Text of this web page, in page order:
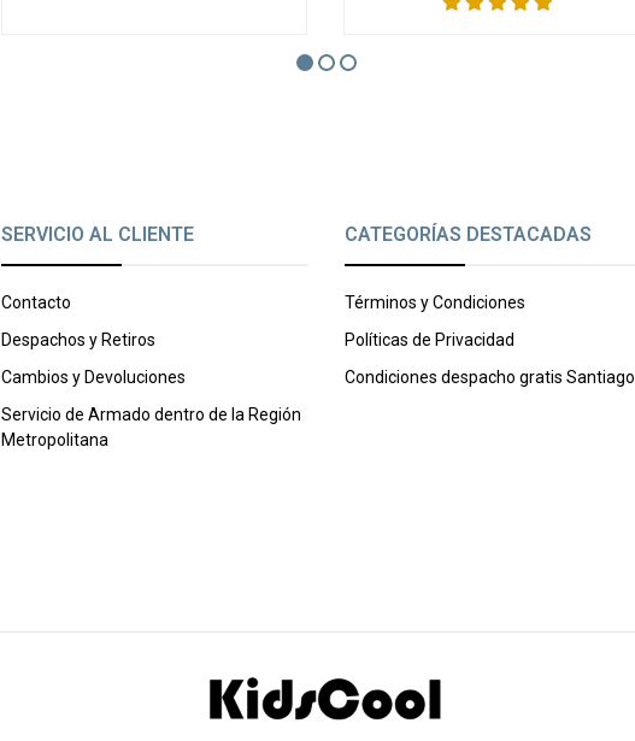
SERVICIO AL CLIENTE
Contacto
Despachos y Retiros
Cambios y Devoluciones
Servicio de Armado dentro de la Región
Metropolitana
CATEGORÍAS DESTACADAS
Términos y Condiciones
Políticas de Privacidad
Condiciones despacho gratis Santiago